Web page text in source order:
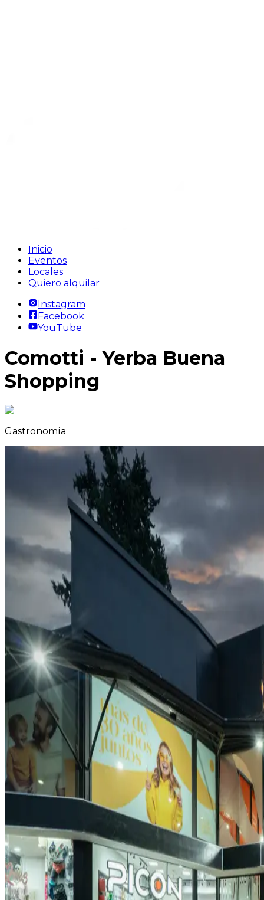
Inicio
Eventos
Locales
Quiero alquilar
Instagram
Facebook
YouTube
Comotti - Yerba Buena
Shopping
Gastronomía